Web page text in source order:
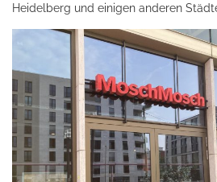
Heidelberg und einigen anderen